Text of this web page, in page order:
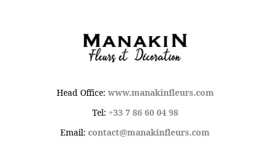
Head Office: www.manakinfleurs.com
Tel: +33 7 86 60 04 98
Email: contact@manakinfleurs.com